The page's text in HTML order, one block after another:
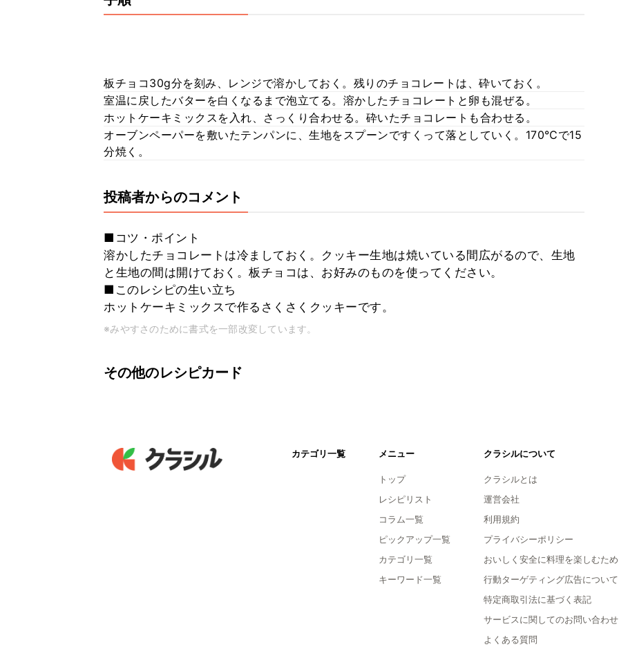
板チョコ30g分を刻み、レンジで溶かしておく。残りのチョコレートは、砕いておく。
室温に戻したバターを白くなるまで泡立てる。溶かしたチョコレートと卵も混ぜる。
ホットケーキミックスを入れ、さっくり合わせる。砕いたチョコレートも合わせる。
オーブンペーパーを敷いたテンパンに、生地をスプーンですくって落としていく。170℃で15
分焼く。
投稿者からのコメント
■コツ・ポイント
溶かしたチョコレートは冷ましておく。クッキー生地は焼いている間広がるので、生地
と生地の間は開けておく。板チョコは、お好みのものを使ってください。
■このレシピの生い立ち
ホットケーキミックスで作るさくさくクッキーです。
※みやすさのために書式を一部改変しています。
その他のレシピカード
カテゴリ一覧 メニュー
トップ
レシピリスト
コラム一覧
ピックアップ一覧
カテゴリ一覧
キーワード一覧
クラシルについて
クラシルとは
運営会社
利用規約
プライバシーポリシー
おいしく安全に料理を楽しむため
行動ターゲティング広告について
特定商取引法に基づく表記
サービスに関してのお問い合わせ
よくある質問